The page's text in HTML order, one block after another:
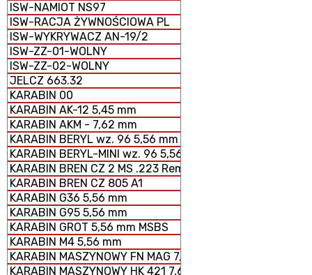
ISW-NAMIOT NS97
ISW-RACJA ŻYWNOŚCIOWA PL
ISW-WYKRYWACZ AN-19/2
ISW-ZZ-01-WOLNY
ISW-ZZ-02-WOLNY
JELCZ 663.32
KARABIN 00
KARABIN AK-12 5,45 mm
KARABIN AKM - 7,62 mm
KARABIN BERYL wz. 96 5,56 mm SZTURMOWY
KARABIN BERYL-MINI wz. 96 5,56 mm SZTURMOWY
KARABIN BREN CZ 2 MS .223 Rem.
KARABIN BREN CZ 805 A1
KARABIN G36 5,56 mm
KARABIN G95 5,56 mm
KARABIN GROT 5,56 mm MSBS
KARABIN M4 5,56 mm
KARABIN MASZYNOWY FN MAG 7,62 × 51 mm
KARABIN MASZYNOWY HK 421 7,62 x 51 mm